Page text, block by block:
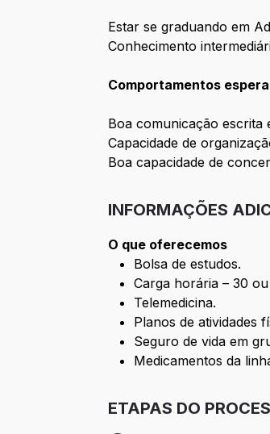
Estar se graduando em
Conhecimento
Comportamentos
Boa comunicação escrita
Capacidade de
Boa capacidade de
INFORMAÇÕES
O que oferecemos
Bolsa de estudos.
Carga horária – 30
Telemedicina.
Planos de atividades
Seguro de vida em
Medicamentos da
ETAPAS DO